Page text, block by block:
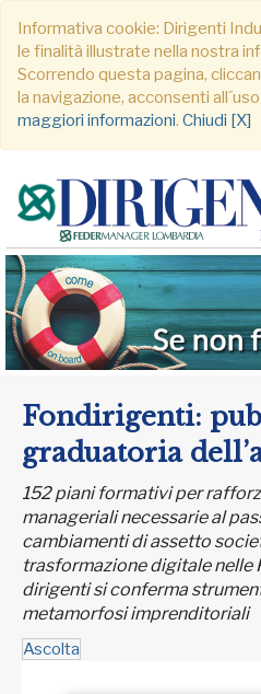
Informativa cookie: Dirigenti
le finalità illustrate nella nostra
Scorrendo questa pagina,
la navigazione, acconsenti
maggiori informazioni. Chiudi [X]
Fondirigenti:
graduatoria
152 piani formativi per
manageriali necessarie al
cambiamenti di assetto
trasformazione digitale nelle
dirigenti si conferma
metamorfosi imprenditoriali
Ascolta